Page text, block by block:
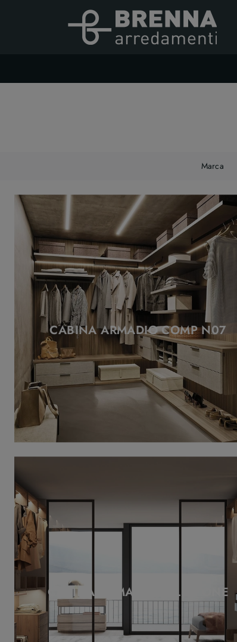
Marca
CABINA ARMADIO COMP N07
CABINA ARMADIO ALL IN ONE